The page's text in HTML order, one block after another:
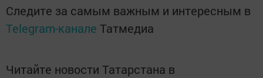
Следите за самым важным и интересным в
Telegram-канале Татмедиа
Читайте новости Татарстана в